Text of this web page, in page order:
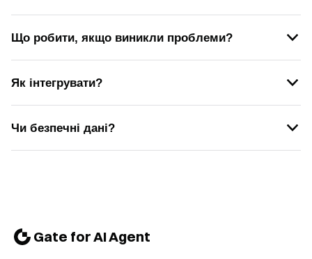
Що робити, якщо виникли проблеми?
Як інтегрувати?
Чи безпечні дані?
Gate for AI Agent